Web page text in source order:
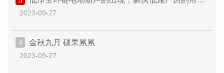
难题
2023-09-27
4 金秋九月 硕果累累
2023-09-27